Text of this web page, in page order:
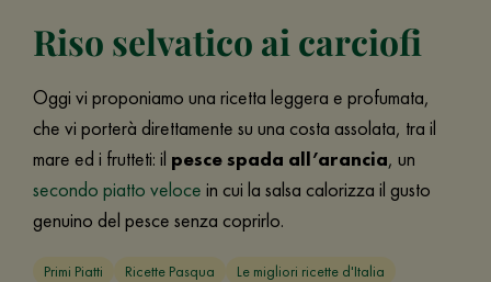
Riso selvatico ai carciofi
Oggi vi proponiamo una ricetta leggera e profumata,
che vi porterà direttamente su una costa assolata, tra il
mare ed i frutteti: il pesce spada all’arancia, un
secondo piatto veloce in cui la salsa calorizza il gusto
genuino del pesce senza coprirlo.
Primi Piatti Ricette Pasqua Le migliori ricette d'Italia